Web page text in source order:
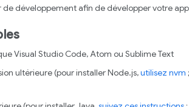
de développement afin de développer votre
Visual Studio Code, Atom ou Sublime Text
ultérieure (pour installer Node.js,utilisez nvm